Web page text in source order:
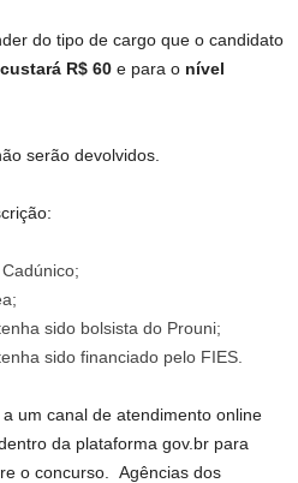
do tipo de cargo que o candidato
R$ 60 e para o nível
serão devolvidos.
sido bolsista do Prouni;
sido financiado pelo FIES.
um canal de atendimento online
da plataforma gov.br para
o concurso. Agências dos